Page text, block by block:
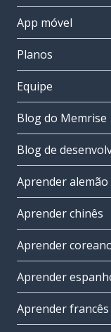
App móvel
Planos
Equipe
Blog do Memrise
Blog de
Aprender alemão
Aprender chinês
Aprender
Aprender
Aprender francês